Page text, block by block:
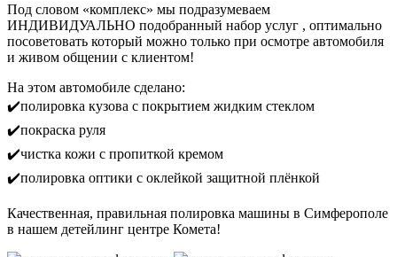
Под словом «комплекс» мы подразумеваем
ИНДИВИДУАЛЬНО подобранный набор услуг , оптимально
посоветовать который можно только при осмотре автомобиля
и живом общении с клиентом!
На этом автомобиле сделано:
✔️полировка кузова с покрытием жидким стеклом
✔️покраска руля
✔️чистка кожи с пропиткой кремом
✔️полировка оптики с оклейкой защитной плёнкой
Качественная, правильная полировка машины в Симферополе
в нашем детейлинг центре Комета!